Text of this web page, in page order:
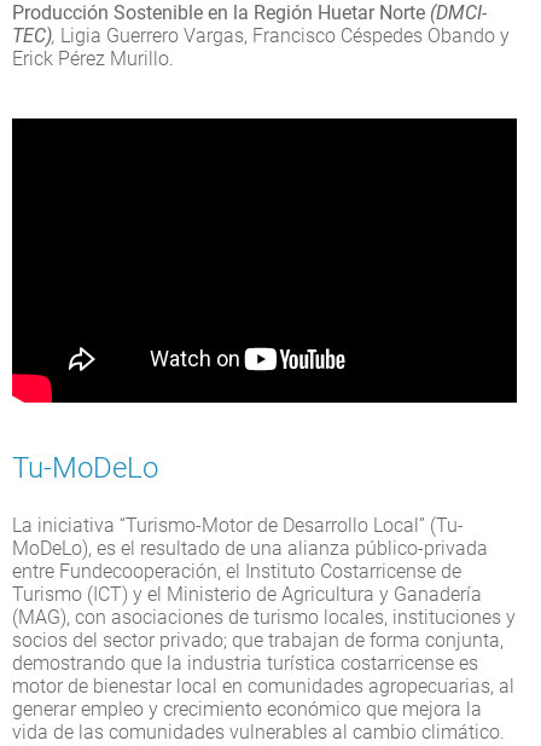
Producción Sostenible en la Región Huetar Norte (DMCI-
TEC), Ligia Guerrero Vargas, Francisco Céspedes Obando y
Erick Pérez Murillo.
Tu-MoDeLo
La iniciativa “Turismo-Motor de Desarrollo Local” (Tu-
MoDeLo), es el resultado de una alianza público-privada
entre Fundecooperación, el Instituto Costarricense de
Turismo (ICT) y el Ministerio de Agricultura y Ganadería
(MAG), con asociaciones de turismo locales, instituciones y
socios del sector privado; que trabajan de forma conjunta,
demostrando que la industria turística costarricense es
motor de bienestar local en comunidades agropecuarias, al
generar empleo y crecimiento económico que mejora la
vida de las comunidades vulnerables al cambio climático.